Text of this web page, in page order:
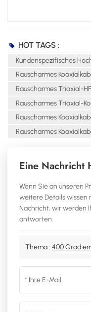
HOT TAGS :
Kundenspezifisches
Rauscharmes
Rauscharmes Triaxial-
Rauscharmes Triaxial-
Rauscharmes
Rauscharmes
Eine Nachricht
Wenn Sie an unseren
weitere Details wissen
Nachricht, wir werden
antworten.
Thema : 400 Grad